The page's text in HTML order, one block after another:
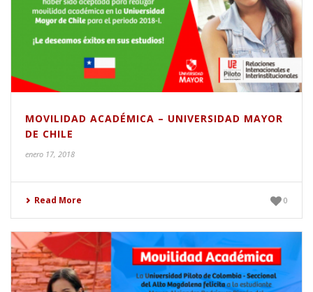
MOVILIDAD ACADÉMICA – UNIVERSIDAD MAYOR
DE CHILE
enero 17, 2018
Read More 0